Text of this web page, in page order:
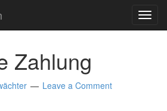
Zahlung
Leave a Comment